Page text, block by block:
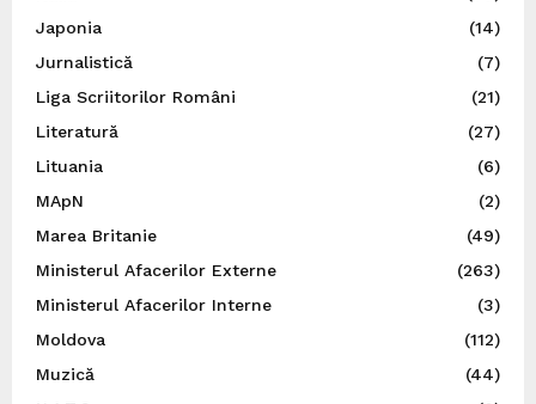
Japonia
(14)
Jurnalistică
(7)
Liga Scriitorilor Români
(21)
Literatură
(27)
Lituania
(6)
MApN
(2)
Marea Britanie
(49)
Ministerul Afacerilor Externe
(263)
Ministerul Afacerilor Interne
(3)
Moldova
(112)
Muzică
(44)